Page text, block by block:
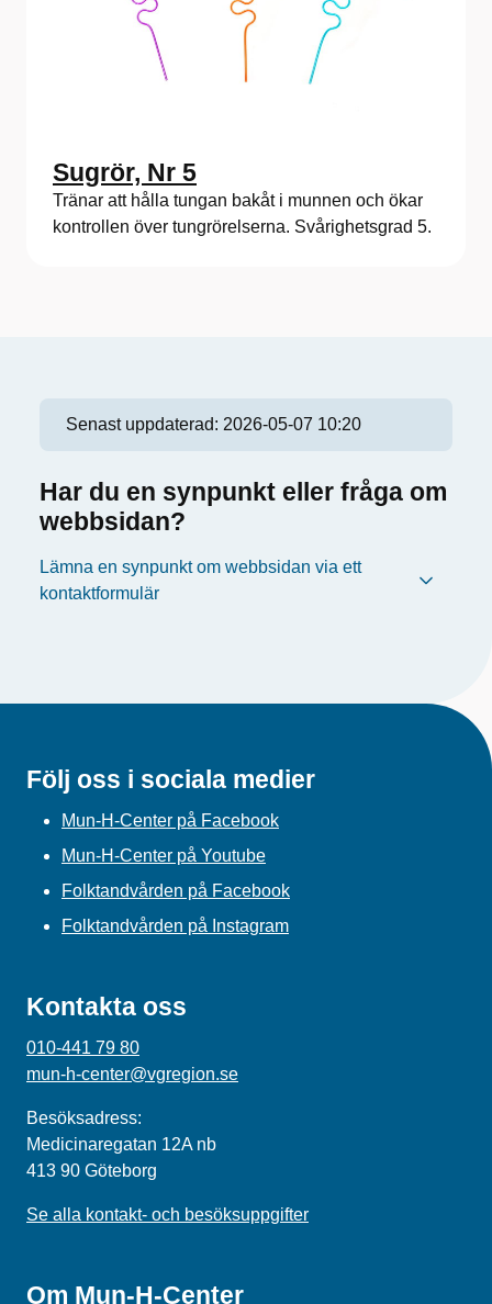
Sugrör, Nr 5
Tränar att hålla tungan bakåt i munnen och ökar
kontrollen över tungrörelserna. Svårighetsgrad 5.
Senast uppdaterad: 2026-05-07 10:20
Har du en synpunkt eller fråga om
webbsidan?
Lämna en synpunkt om webbsidan via ett
kontaktformulär
Följ oss i sociala medier
Mun-H-Center på Facebook
Mun-H-Center på Youtube
Folktandvården på Facebook
Folktandvården på Instagram
Kontakta oss
010-441 79 80
mun-h-center@vgregion.se
Besöksadress:
Medicinaregatan 12A nb
413 90 Göteborg
Se alla kontakt- och besöksuppgifter
Om Mun-H-Center